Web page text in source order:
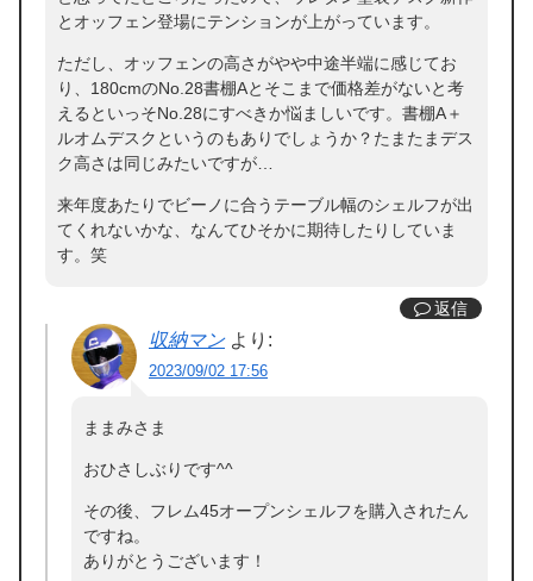
とオッフェン登場にテンションが上がっています。
ただし、オッフェンの高さがやや中途半端に感じてお
り、180cmのNo.28書棚Aとそこまで価格差がないと考
えるといっそNo.28にすべきか悩ましいです。書棚A＋
ルオムデスクというのもありでしょうか？たまたまデス
ク高さは同じみたいですが…
来年度あたりでビーノに合うテーブル幅のシェルフが出
てくれないかな、なんてひそかに期待したりしていま
す。笑
返信
収納マン より:
2023/09/02 17:56
ままみさま
おひさしぶりです^^
その後、フレム45オープンシェルフを購入されたん
ですね。
ありがとうございます！